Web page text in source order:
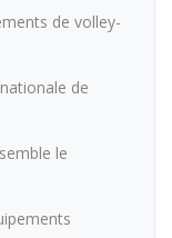
de volley-
de
le